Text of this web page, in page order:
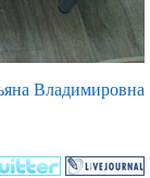
Владимировна